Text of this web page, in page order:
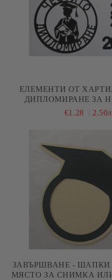
ЕЛЕМЕНТИ ОТ
ДИПЛОМИРАНЕ ЗА
ЕЛЕМЕНТА
€1.28
ЗАВЪРШВАНЕ - ШАПКИ ЗА СПОМЕН С
МЯСТО ЗА СНИМКА ИЛИ